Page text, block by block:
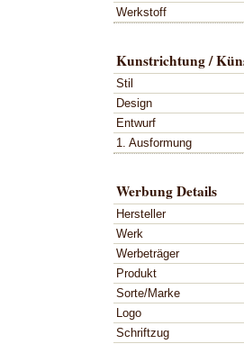
Werkstoff
Kunstrichtung /
Stil
Design
Entwurf
1. Ausformung
Werbung Details
Hersteller
Werk
Werbeträger
Produkt
Sorte/Marke
Logo
Schriftzug